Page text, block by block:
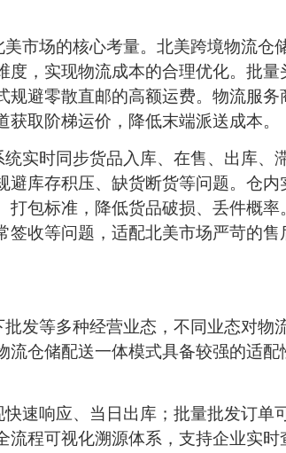
市场的核心考量。北美跨境物流仓
，实现物流成本的合理优化。批量
避零散直邮的高额运费。物流服务
取阶梯运价，降低末端派送成本。
实时同步货品入库、在售、出库、
库存积压、缺货断货等问题。仓内
包标准，降低货品破损、丢件概率
收等问题，适配北美市场严苛的售
发等多种经营业态，不同业态对物
仓储配送一体模式具备较强的适配
速响应、当日出库；批量批发订单
程可视化溯源体系，支持企业实时